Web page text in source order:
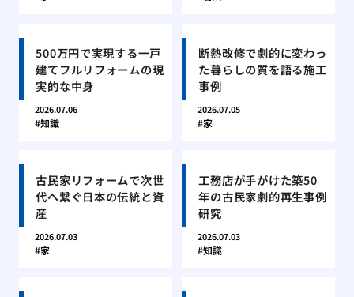
500万円で実現する一戸
建てフルリフォームの現
実的な中身
2026.07.06
知識
断熱改修で劇的に変わっ
た暮らしの質を語る施工
事例
2026.07.05
家
古民家リフォームで次世
代へ繋ぐ日本の伝統と資
産
2026.07.03
家
工務店が手がけた築50
年の古民家劇的再生事例
研究
2026.07.03
知識